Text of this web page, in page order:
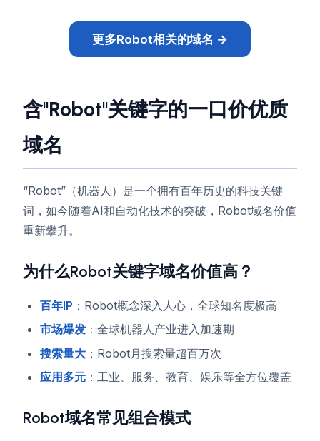
更多Robot相关的域名 →
含"Robot"关键字的一口价优质
域名
“Robot”（机器人）是一个拥有百年历史的科技关键
词，如今随着AI和自动化技术的突破，Robot域名价值
重新攀升。
为什么Robot关键字域名价值高？
百年IP ：Robot概念深入人心，全球知名度极高
市场爆发 ：全球机器人产业进入加速期
搜索量大 ：Robot月搜索量超百万次
应用多元 ：工业、服务、教育、娱乐等全方位覆盖
Robot域名常见组合模式